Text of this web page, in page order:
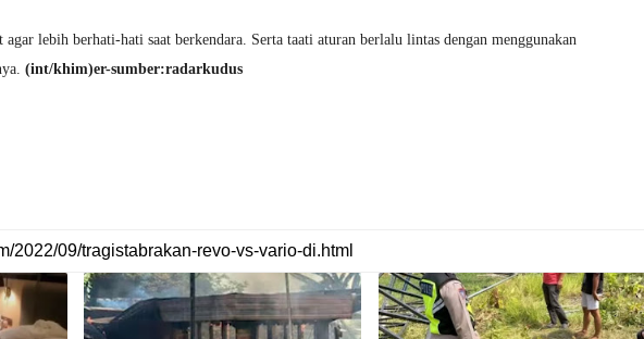
agar lebih berhati-hati saat berkendara. Serta taati aturan berlalu lintas dengan menggunakan
(int/khim)er-sumber:radarkudus